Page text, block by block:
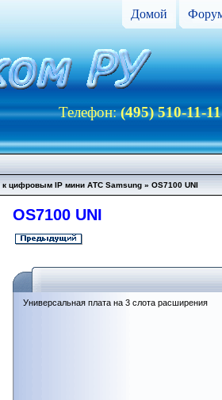
Домой
Телефон:(495) 510-
цифровым IP мини АТС Samsung » OS7100 UNI
OS7100 UNI
Универсальная плата на 3 слота расширения